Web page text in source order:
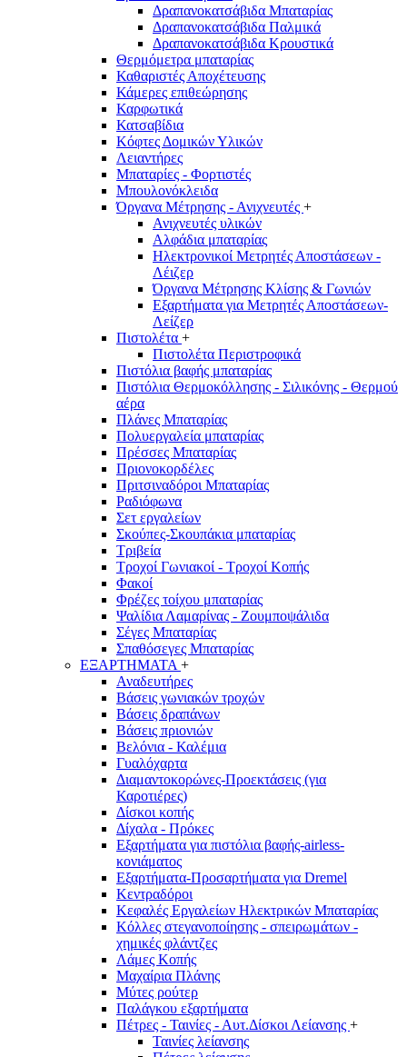
Δραπανοκατσάβιδα Μπαταρίας
Δραπανοκατσάβιδα Παλμικά
Δραπανοκατσάβιδα Κρουστικά
Θερμόμετρα μπαταρίας
Καθαριστές Αποχέτευσης
Κάμερες επιθεώρησης
Καρφωτικά
Κατσαβίδια
Κόφτες Δομικών Υλικών
Λειαντήρες
Μπαταρίες - Φορτιστές
Μπουλονόκλειδα
Όργανα Μέτρησης - Ανιχνευτές +
Ανιχνευτές υλικών
Αλφάδια μπαταρίας
Ηλεκτρονικοί Μετρητές Αποστάσεων -
Λέιζερ
Όργανα Μέτρησης Κλίσης & Γωνιών
Εξαρτήματα για Μετρητές Αποστάσεων-
Λείζερ
Πιστολέτα +
Πιστολέτα Περιστροφικά
Πιστόλια βαφής μπαταρίας
Πιστόλια Θερμοκόλλησης - Σιλικόνης - Θερμού
αέρα
Πλάνες Μπαταρίας
Πολυεργαλεία μπαταρίας
Πρέσσες Μπαταρίας
Πριονοκορδέλες
Πριτσιναδόροι Μπαταρίας
Ραδιόφωνα
Σετ εργαλείων
Σκούπες-Σκουπάκια μπαταρίας
Τριβεία
Τροχοί Γωνιακοί - Τροχοί Κοπής
Φακοί
Φρέζες τοίχου μπαταρίας
Ψαλίδια Λαμαρίνας - Ζουμποψάλιδα
Σέγες Μπαταρίας
Σπαθόσεγες Μπαταρίας
ΕΞΑΡΤΗΜΑΤΑ +
Αναδευτήρες
Βάσεις γωνιακών τροχών
Βάσεις δραπάνων
Βάσεις πριονιών
Βελόνια - Καλέμια
Γυαλόχαρτα
Διαμαντοκορώνες-Προεκτάσεις (για
Καροτιέρες)
Δίσκοι κοπής
Δίχαλα - Πρόκες
Εξαρτήματα για πιστόλια βαφής-airless-
κονιάματος
Εξαρτήματα-Προσαρτήματα για Dremel
Κεντραδόροι
Κεφαλές Εργαλείων Ηλεκτρικών Μπαταρίας
Κόλλες στεγανοποίησης - σπειρωμάτων -
χημικές φλάντζες
Λάμες Κοπής
Μαχαίρια Πλάνης
Μύτες ρούτερ
Παλάγκου εξαρτήματα
Πέτρες - Ταινίες - Αυτ.Δίσκοι Λείανσης +
Ταινίες λείανσης